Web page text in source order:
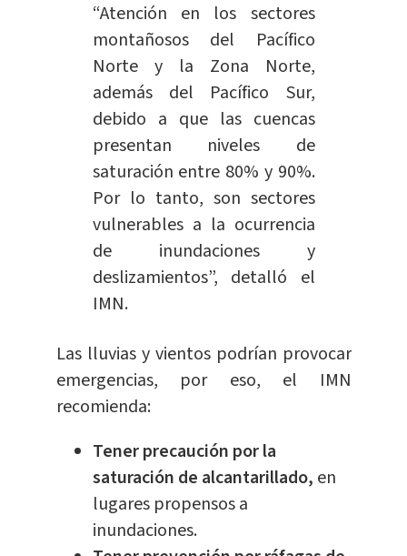
“Atención en los sectores
montañosos del Pacífico
Norte y la Zona Norte,
además del Pacífico Sur,
debido a que las cuencas
presentan niveles de
saturación entre 80% y 90%.
Por lo tanto, son sectores
vulnerables a la ocurrencia
de inundaciones y
deslizamientos”, detalló el
IMN.
Las lluvias y vientos podrían provocar
emergencias, por eso, el IMN
recomienda:
Tener precaución por la
saturación de alcantarillado, en
lugares propensos a
inundaciones.